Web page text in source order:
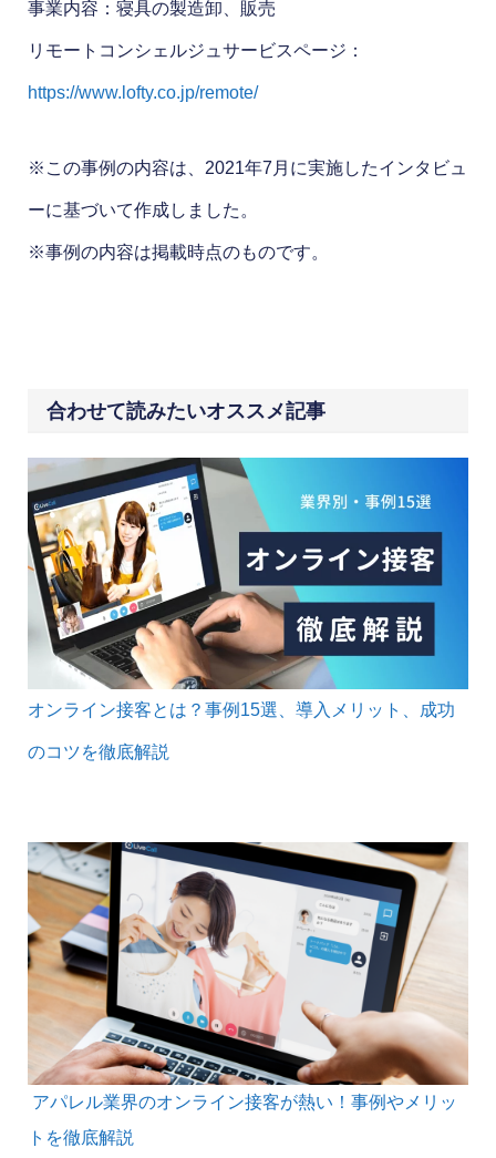
事業内容：寝具の製造卸、販売
リモートコンシェルジュサービスページ：
https://www.lofty.co.jp/remote/
※この事例の内容は、2021年7月に実施したインタビュ
ーに基づいて作成しました。
※事例の内容は掲載時点のものです。
合わせて読みたいオススメ記事
オンライン接客とは？事例15選、導入メリット、成功
のコツを徹底解説
アパレル業界のオンライン接客が熱い！事例やメリッ
トを徹底解説